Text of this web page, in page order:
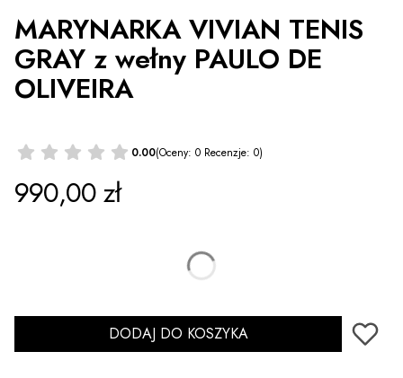
MARYNARKA VIVIAN TENIS
GRAY z wełny PAULO DE
OLIVEIRA
0.00(Oceny: 0 Recenzje: 0)
Cena
990,00 zł
DODAJ DO KOSZYKA